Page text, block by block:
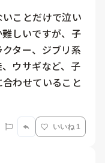
ことだけで泣い
しいですが、子
ター、ジブリ系
ウサギなど、子
わせていること
いいね 1